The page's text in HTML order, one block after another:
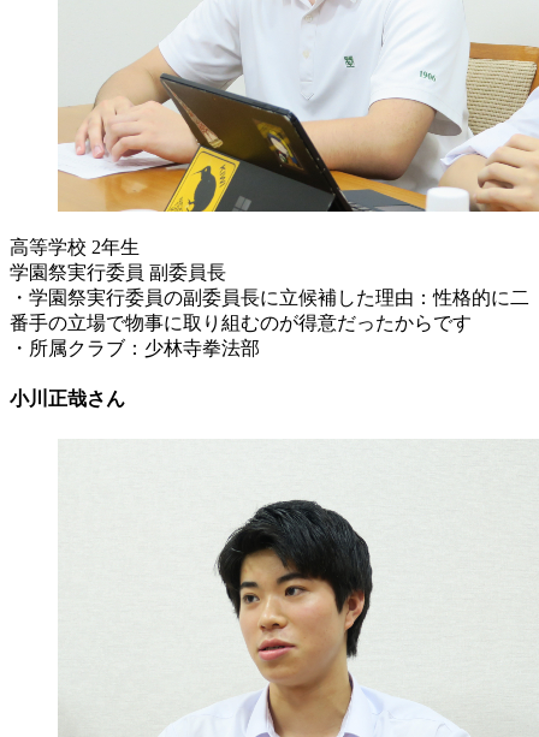
高等学校 2年生
学園祭実行委員 副委員長
・学園祭実行委員の副委員長に立候補した理由：性格的に二
番手の立場で物事に取り組むのが得意だったからです
・所属クラブ：少林寺拳法部
小川正哉さん